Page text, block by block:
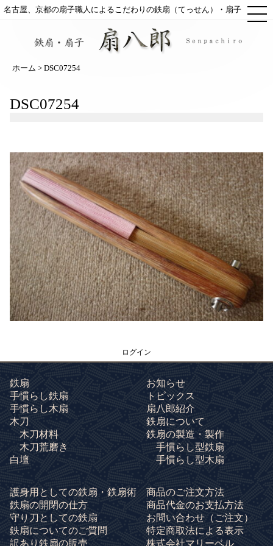
名古屋、京都の扇子職人によるこだわりの鉄扇（てっせん）・扇子
ホーム > DSC07254
DSC07254
ログイン
鉄扇
手慣らし鉄扇
手慣らし木扇
木刀
木刀材料
木刀荒磨き
白壇
お知らせ
トピックス
扇八郎紹介
鉄扇について
鉄扇の製造・製作
手慣らし型鉄扇
手慣らし型木扇
護身用としての鉄扇・鉄扇術
鉄扇の開閉の仕方
守り刀としての鉄扇
鉄扇についてのご質問
訳あり鉄扇の販売
商品のご注文方法
商品代金のお支払方法
お問い合わせ （ご注文）
特定商取法による表示
株式会社マリーベル